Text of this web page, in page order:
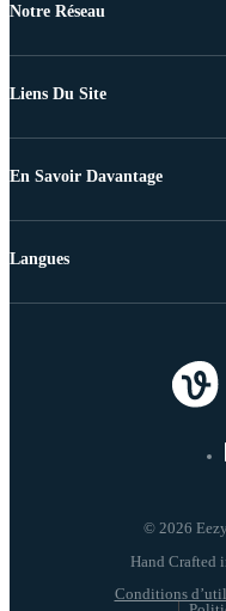
Notre Réseau
Liens Du Site
En Savoir Davantage
© 2026
Conditions
Langues